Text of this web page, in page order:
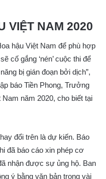
VIỆT NAM 2020
hậu Việt Nam để phù hợp
cố gắng ‘nén’ cuộc thi để
bị gián đoạn bởi dịch”,
báo Tiền Phong, Trưởng
năm 2020, cho biết tại
đổi trên là dự kiến. Báo
đã báo cáo xin phép cơ
nhận được sự ủng hộ. Ban
ý bằng văn bản trong vài